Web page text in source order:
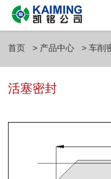
首页 产品中心 车削
活塞密封